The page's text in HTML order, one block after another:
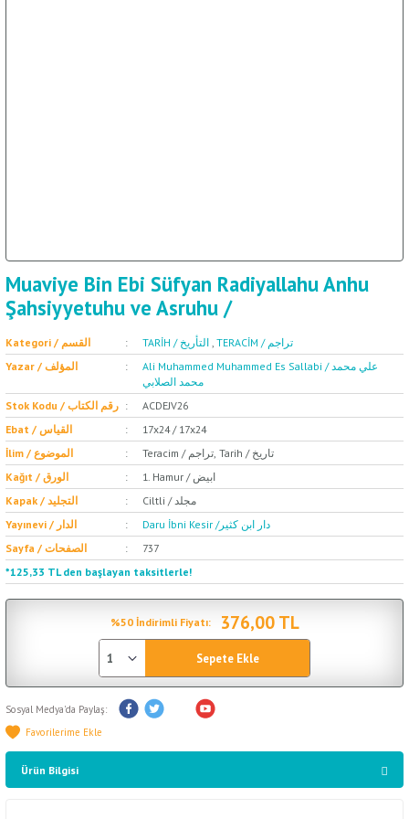
Muaviye Bin Ebi Süfyan Radiyallahu Anhu
Şahsiyyetuhu ve Asruhu /
Kategori / القسم TARİH / التأريخ ,
TERACİM / تراجم
Yazar / المؤلف
Ali Muhammed Muhammed Es Sallabi / علي محمد
محمد الصلابي
Stok Kodu / رقم الكتاب
ACDEJV26
Ebat / القياس
17x24 / 17x24
İlim / الموضوع
Teracim / تراجم, Tarih / تاريخ
Kağıt / الورق
1. Hamur / ابيض
Kapak / التجليد
Ciltli / مجلد
Yayınevi / الدار
Daru İbni Kesir /دار ابن كثير
Sayfa / الصفحات
737
*125,33 TL den başlayan taksitlerle!
%50 İndirimli Fiyatı: 376,00 TL
Sepete Ekle
Sosyal Medya'da Paylaş:
Ürün Bilgisi